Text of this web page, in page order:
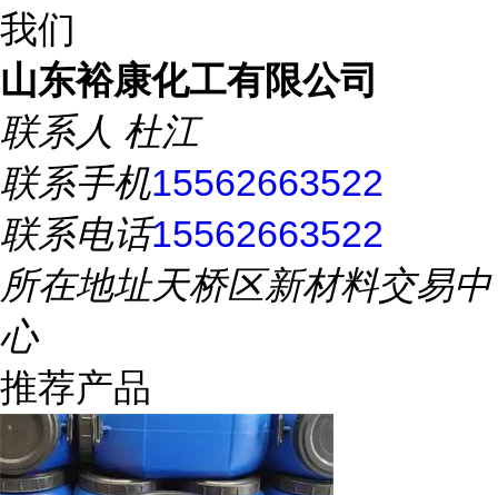
我们
山东裕康化工有限公司
联系人 杜江
联系手机15562663522
联系电话15562663522
所在地址天桥区新材料交易中
心
推荐产品